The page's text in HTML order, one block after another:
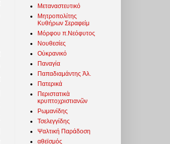
Μεταναστευτικό
Μητροπολίτης
Κυθήρων Σεραφείμ
Μόρφου π.Νεόφυτος
Νουθεσίες
Οὐκρανικό
Παναγία
Παπαδιαμάντης Ἀλ.
Πατερικά
Περιστατικὰ
κρυπτοχριστιανῶν
Ρωμανίδης
Τσελεγγίδης
Ψαλτική Παράδοση
αθεϊσμός